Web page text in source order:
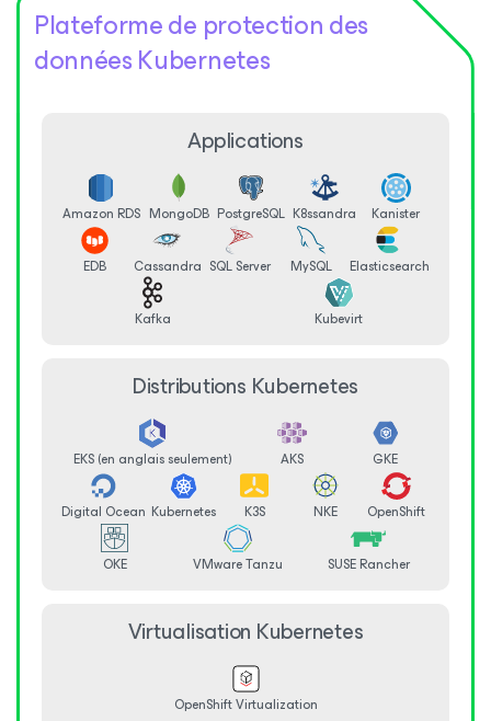
Plateforme de protection des
données Kubernetes
Applications
Amazon RDS MongoDB PostgreSQL K8ssandra Kanister
EDB Cassandra SQL Server MySQL Elasticsearch
Kafka Kubevirt
Distributions Kubernetes
EKS (en anglais seulement) AKS GKE
Digital Ocean Kubernetes K3S NKE OpenShift
OKE VMware Tanzu SUSE Rancher
Virtualisation Kubernetes
OpenShift Virtualization